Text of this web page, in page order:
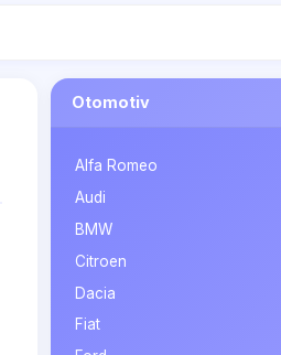
Otomotiv
Alfa Romeo
Audi
BMW
Citroen
Dacia
Fiat